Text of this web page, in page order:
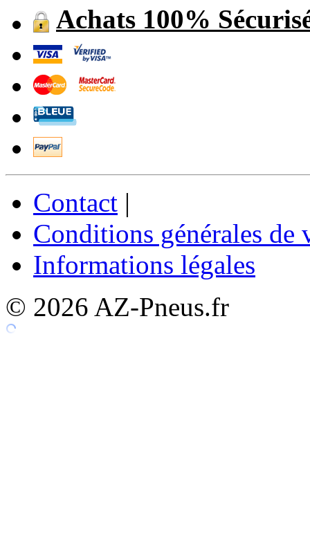
Achats 100%
Contact |
Conditions générales de
Informations légales
© 2026 AZ-Pneus.fr